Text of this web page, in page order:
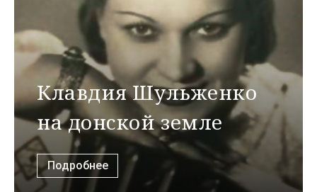
Клавдия Шульженко
на донской земле
Подробнее